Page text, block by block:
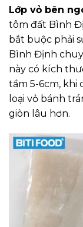
Lớp vỏ bên
tôm đất Bình
bắt buộc phải
Bình Định
này có kích
tầm 5-6cm, khi
loại vỏ bánh
giòn lâu hơn.